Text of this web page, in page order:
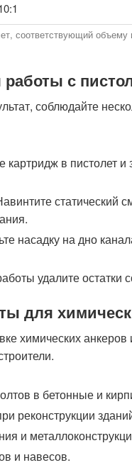
соответствующий
с
соблюдайте
картридж в пистолет
статический
насадку на дно
удалите остатки
для
химических
в бетонные и
реконструкции
и
и навесов.